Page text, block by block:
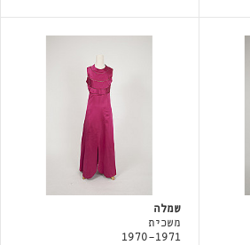
שמלה
משכית
1970-1971